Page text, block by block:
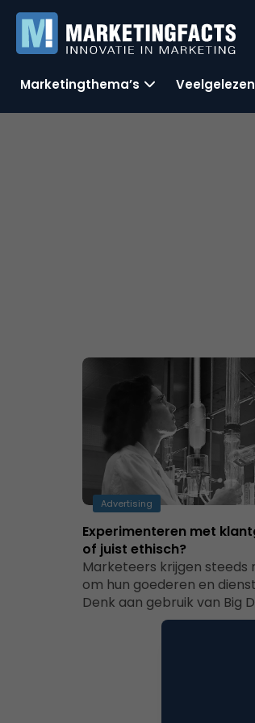
Marketingthema’s Veelgelezen
Advertising
Experimenteren met
of juist ethisch?
Marketeers krijgen steeds
om hun goederen en
Denk aan gebruik van Big